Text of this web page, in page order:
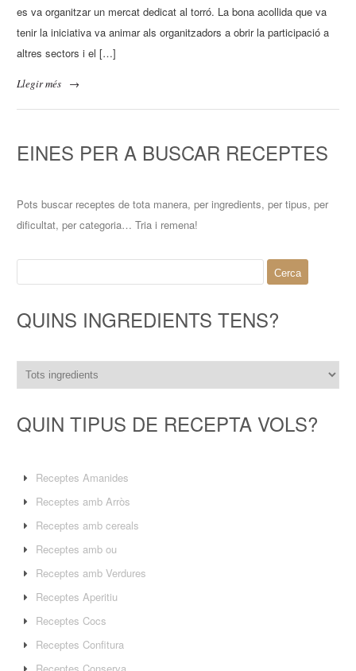
es va organitzar un mercat dedicat al torró. La bona acollida que va
tenir la iniciativa va animar als organitzadors a obrir la participació a
altres sectors i el […]
Llegir més →
EINES PER A BUSCAR RECEPTES
Pots buscar receptes de tota manera, per ingredients, per tipus, per
dificultat, per categoria… Tria i remena!
QUINS INGREDIENTS TENS?
QUIN TIPUS DE RECEPTA VOLS?
Receptes Amanides
Receptes amb Arròs
Receptes amb cereals
Receptes amb ou
Receptes amb Verdures
Receptes Aperitiu
Receptes Cocs
Receptes Confitura